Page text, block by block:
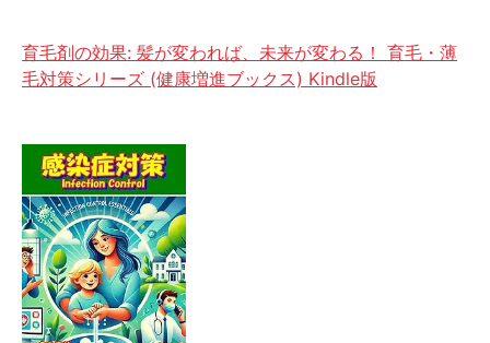
育毛剤の効果: 髪が変われば、未来が変わる！ 育毛・薄
毛対策シリーズ (健康増進ブックス) Kindle版